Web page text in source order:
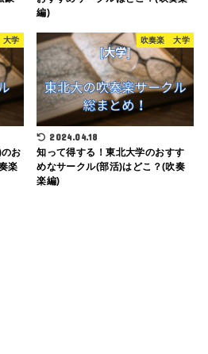
編)
学
お
楽
吹奏楽 大学
2024.04.18
知って得する！東北大学のおすす
めなサークル(部活)はどこ？(吹奏
楽編)